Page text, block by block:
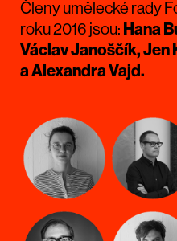
Členy umělecké rady
roku 2016 jsou: Hana
Václav Janoščík,
a Alexandra Vajd.